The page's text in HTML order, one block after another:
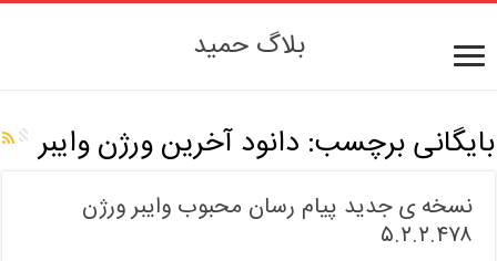
بلاگ حمید
بایگانی برچسب: دانود آخرین ورژن وایبر
نسخه ی جدید پیام رسان محبوب وایبر ورژن
۵.۲.۲.۴۷۸